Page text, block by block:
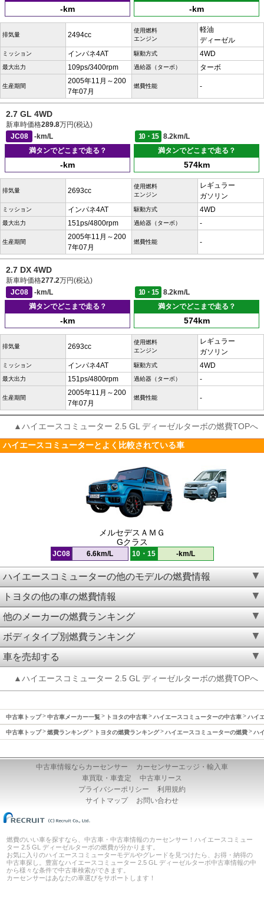
-km -km
排気量 2494cc
使用燃料
エンジン
軽油
ディーゼル
ミッション インパネ4AT 駆動方式 4WD
最大出力 109ps/3400rpm 過給器（ターボ） ターボ
生産期間
2005年11月～200
7年07月
燃費性能 -
2.7 GL 4WD
新車時価格289.8万円(税込)
JC08
-km/L 10・15
8.2km/L
満タンでどこまで走る？
-km
満タンでどこまで走る？
574km
排気量 2693cc
使用燃料
エンジン
レギュラー
ガソリン
ミッション インパネ4AT 駆動方式 4WD
最大出力 151ps/4800rpm 過給器（ターボ） -
生産期間
2005年11月～200
7年07月
燃費性能 -
2.7 DX 4WD
新車時価格277.2万円(税込)
JC08
-km/L 10・15
8.2km/L
満タンでどこまで走る？
-km
満タンでどこまで走る？
574km
排気量 2693cc
使用燃料
エンジン
レギュラー
ガソリン
ミッション インパネ4AT 駆動方式 4WD
最大出力 151ps/4800rpm 過給器（ターボ） -
生産期間
2005年11月～200
7年07月
燃費性能 -
▲ハイエースコミューター 2.5 GL ディーゼルターボの燃費TOPへ
ハイエースコミューターとよく比較されている車
メルセデスＡＭＧ
Gクラス
JC08 6.6km/L 10・15 -km/L
ハイエースコミューターの他のモデルの燃費情報
トヨタの他の車の燃費情報
他のメーカーの燃費ランキング
ボディタイプ別燃費ランキング
車を売却する
▲ハイエースコミューター 2.5 GL ディーゼルターボの燃費TOPへ
中古車トップ 中古車メーカー一覧 トヨタの中古車 ハイエースコミューターの中古車 ハイ
中古車トップ 燃費ランキング トヨタの燃費ランキング ハイエースコミューターの燃費 ハ
中古車情報ならカーセンサー
カーセンサーエッジ・輸入車
車買取・車査定
中古車リース
プライバシーポリシー
利用規約
サイトマップ
お問い合わせ
燃費のいい車を探すなら、中古車・中古車情報のカーセンサー！ハイエースコミュー
ター 2.5 GL ディーゼルターボの燃費が分かります。
お気に入りのハイエースコミューターモデルやグレードを見つけたら、お得・納得の
中古車探し。豊富なハイエースコミューター 2.5 GL ディーゼルターボ中古車情報の中
から様々な条件で中古車検索ができます。
カーセンサーはあなたの車選びをサポートします！